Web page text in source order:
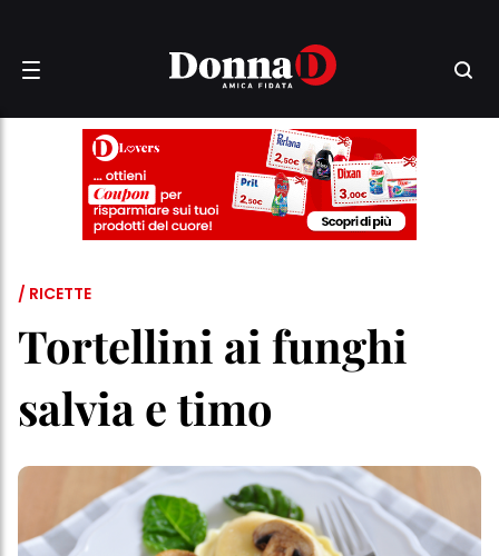
/ RICETTE
Tortellini ai funghi
salvia e timo